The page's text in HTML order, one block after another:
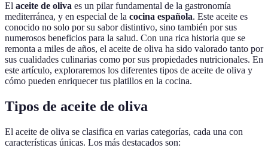
El aceite de oliva es un pilar fundamental de la gastronomía
mediterránea, y en especial de la cocina española. Este aceite es
conocido no solo por su sabor distintivo, sino también por sus
numerosos beneficios para la salud. Con una rica historia que se
remonta a miles de años, el aceite de oliva ha sido valorado tanto por
sus cualidades culinarias como por sus propiedades nutricionales. En
este artículo, exploraremos los diferentes tipos de aceite de oliva y
cómo pueden enriquecer tus platillos en la cocina.
Tipos de aceite de oliva
El aceite de oliva se clasifica en varias categorías, cada una con
características únicas. Los más destacados son: